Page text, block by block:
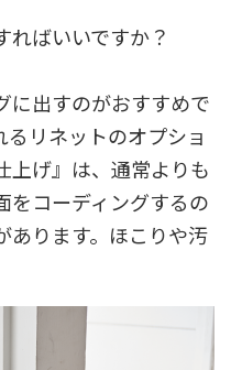
ればいいですか？
に出すのがおすすめで
リネットのオプショ
上げ』は、通常よりも
をコーディングするの
あります。ほこりや汚